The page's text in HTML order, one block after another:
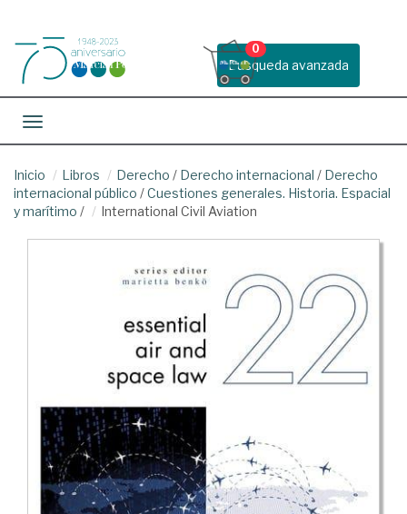
Busqueda avanzada
0
Toggle navigation
Inicio Libros Derecho / Derecho internacional / Derecho
internacional público /Cuestiones generales. Historia. Espacial
y marítimo / International Civil Aviation